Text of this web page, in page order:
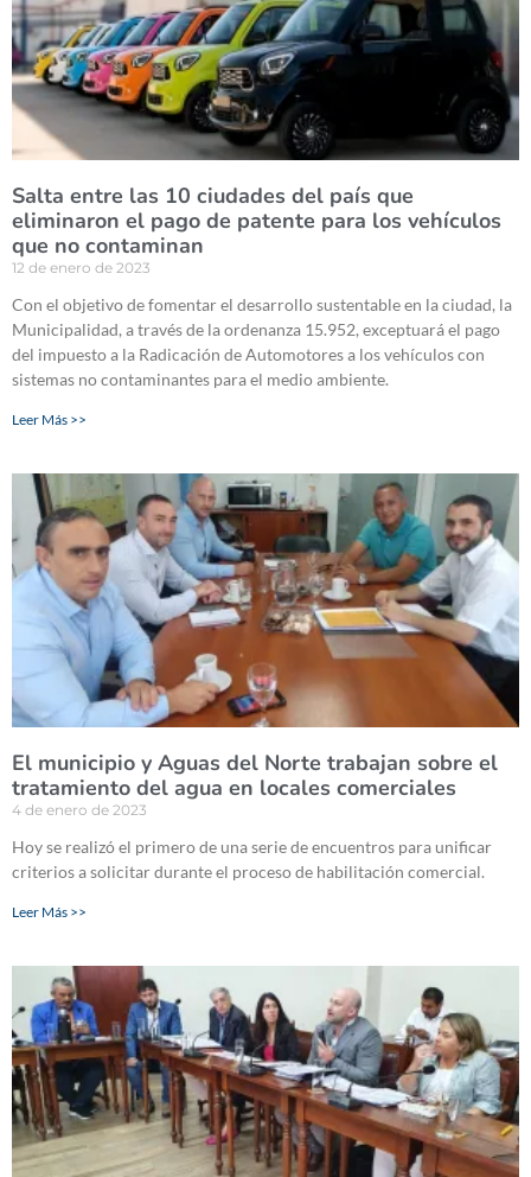
Salta entre las 10 ciudades del país que
eliminaron el pago de patente para los vehículos
que no contaminan
12 de enero de 2023
Con el objetivo de fomentar el desarrollo sustentable en la ciudad, la
Municipalidad, a través de la ordenanza 15.952, exceptuará el pago
del impuesto a la Radicación de Automotores a los vehículos con
sistemas no contaminantes para el medio ambiente.
Leer Más >>
El municipio y Aguas del Norte trabajan sobre el
tratamiento del agua en locales comerciales
4 de enero de 2023
Hoy se realizó el primero de una serie de encuentros para unificar
criterios a solicitar durante el proceso de habilitación comercial.
Leer Más >>